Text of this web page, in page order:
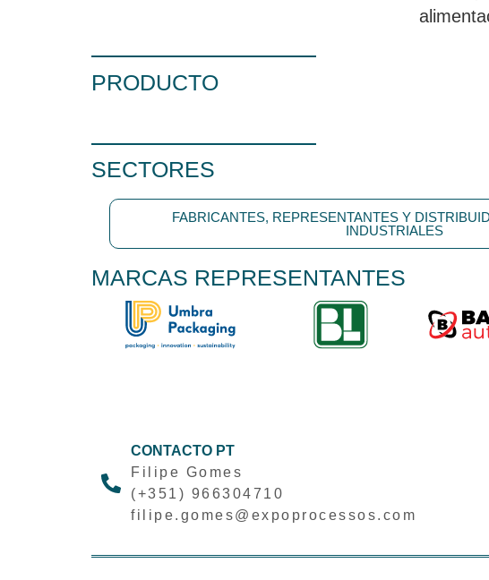
PRODUCTO
SECTORES
FABRICANTES, REPRESENTANTES Y
INDUSTRIALES
MARCAS REPRESENTANTES
CONTACTO PT
Filipe Gomes
(+351) 966304710
filipe.gomes@expoprocessos.com